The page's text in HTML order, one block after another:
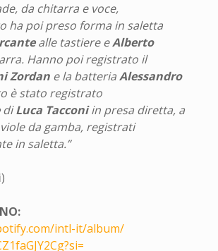
da chitarra e voce,
ha poi preso forma in saletta
alle tastiere eAlberto
Hanno poi registrato il
Zordane la batteriaAlessandro
è stato registrato
diLuca Tacconiin presa diretta, a
da gamba, registrati
in saletta.”
)
intl-it/album/